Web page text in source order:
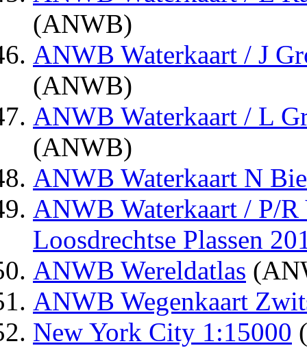
(ANWB)
ANWB Waterkaart / J
(ANWB)
ANWB Waterkaart / L
(ANWB)
ANWB Waterkaart N
ANWB Waterkaart / P/R
Loosdrechtse Plassen
ANWB Wereldatlas
ANWB Wegenkaart
New York City 1:15000